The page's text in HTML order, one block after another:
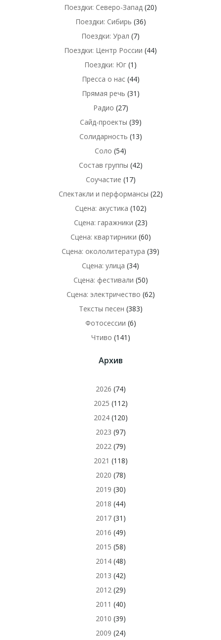
Поездки: Северо-Запад (20)
Поездки: Сибирь (36)
Поездки: Урал (7)
Поездки: Центр России (44)
Поездки: Юг (1)
Пресса о нас(44)
Прямая речь (31)
Радио (27)
Сайд-проекты (39)
Солидарность (13)
Соло (54)
Состав группы (42)
Соучастие (17)
Спектакли и перформансы (22)
Сцена: акустика (102)
Сцена: гаражники (23)
Сцена: квартирники (60)
Сцена: окололитература (39)
Сцена: улица (34)
Сцена: фестивали (50)
Сцена: электричество (62)
Тексты песен (383)
Фотосессии (6)
Чтиво (141)
Архив
2026 (74)
2025 (112)
2024(120)
2023 (97)
2022(79)
2021 (118)
2020 (78)
2019 (30)
2018 (44)
2017(31)
2016 (49)
2015 (58)
2014(48)
2013 (42)
2012(29)
2011 (40)
2010 (39)
2009 (24)